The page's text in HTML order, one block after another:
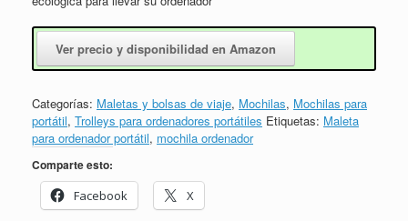
Ver precio y disponibilidad en Amazon
Categorías: Maletas y bolsas de viaje, Mochilas, Mochilas para
portátil, Trolleys para ordenadores portátiles Etiquetas: Maleta
para ordenador portátil, mochila ordenador
Comparte esto:
Facebook
X